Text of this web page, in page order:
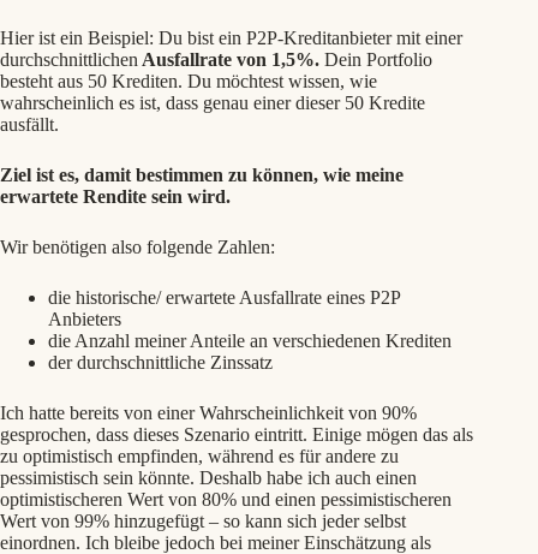
Hier ist ein Beispiel: Du bist ein P2P-Kreditanbieter mit einer
durchschnittlichen Ausfallrate von 1,5%. Dein Portfolio
besteht aus 50 Krediten. Du möchtest wissen, wie
wahrscheinlich es ist, dass genau einer dieser 50 Kredite
ausfällt.
Ziel ist es, damit bestimmen zu können, wie meine
erwartete Rendite sein wird.
Wir benötigen also folgende Zahlen:
die historische/ erwartete Ausfallrate eines P2P
Anbieters
die Anzahl meiner Anteile an verschiedenen Krediten
der durchschnittliche Zinssatz
Ich hatte bereits von einer Wahrscheinlichkeit von 90%
gesprochen, dass dieses Szenario eintritt. Einige mögen das als
zu optimistisch empfinden, während es für andere zu
pessimistisch sein könnte. Deshalb habe ich auch einen
optimistischeren Wert von 80% und einen pessimistischeren
Wert von 99% hinzugefügt – so kann sich jeder selbst
einordnen. Ich bleibe jedoch bei meiner Einschätzung als